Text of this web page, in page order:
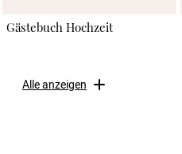
Gästebuch Hochzeit
Alle anzeigen